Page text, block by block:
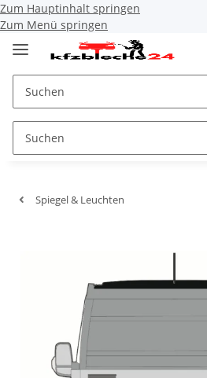
Zum Hauptinhalt springen
Zum Menü springen
Spiegel & Leuchten